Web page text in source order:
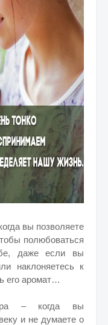
вы позволяете
полюбоваться
даже если вы
наклоняетесь к
его аромат…
– когда вы
и не думаете о